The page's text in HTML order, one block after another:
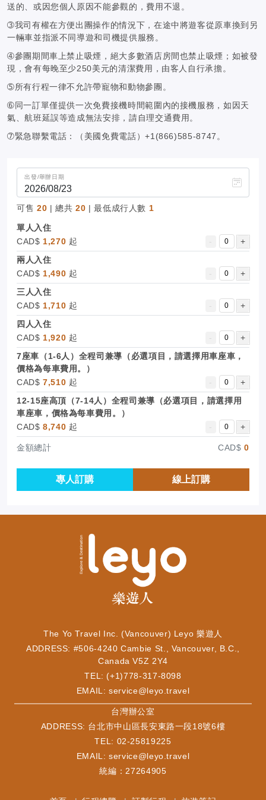
送的、或因您個人原因不能參觀的，費用不退。
➂我司有權在方便出團操作的情況下，在途中將遊客從原車換到另
一輛車並指派不同導遊和司機提供服務。
➃參團期間車上禁止吸煙，絕大多數酒店房間也禁止吸煙；如被發
現，會有每晚至少250美元的清潔費用，由客人自行承擔。
➄所有行程一律不允許帶寵物和動物參團。
➅同一訂單僅提供一次免費接機時間範圍內的接機服務，如因天
氣、航班延誤等造成無法安排，請自理交通費用。
➆緊急聯繫電話：（美國免費電話）+1(866)585-8747。
出發/舉辦日期
可售 20 | 總共20 | 最低成行人數 1
單人入住
CAD$ 1,270 起 -
+
兩人入住
CAD$ 1,490 起 -
+
三人入住
CAD$ 1,710 起 -
+
四人入住
CAD$ 1,920 起 -
+
7座車（1-6人）全程司兼導（必選項目，請選擇用車座車，
價格為每車費用。）
CAD$ 7,510 起 -
+
12-15座高頂（7-14人）全程司兼導（必選項目，請選擇用
車座車，價格為每車費用。）
CAD$ 8,740 起 - +
金額總計 CAD$0
專人訂購 線上訂購
The Yo Travel Inc. (Vancouver) Leyo 樂遊人
ADDRESS: #506-4240 Cambie St., Vancouver, B.C.,
Canada V5Z 2Y4
TEL: (+1)778-317-8098
EMAIL:service@leyo.travel
​台灣辦公室
ADDRESS: 台北市中山區長安東路一段18號6樓
TEL: 02-25819225
EMAIL:service@leyo.travel
統編：27264905